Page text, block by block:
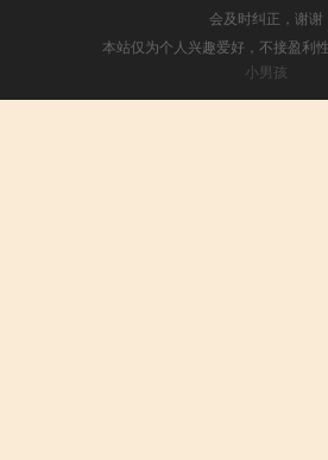
会及时纠正，谢谢
本站仅为个人兴趣爱好，不接盈利
小男孩